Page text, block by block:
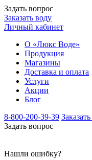
Задать вопрос
Заказать воду
Личный кабинет
О «Люкс Воде»
Продукция
Магазины
Доставка и оплата
Услуги
Акции
Блог
8-800-200-39-39
Задать вопрос
Нашли ошибку?